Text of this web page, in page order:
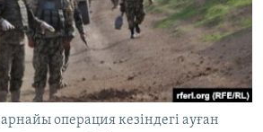
операция кезіндегі ауған